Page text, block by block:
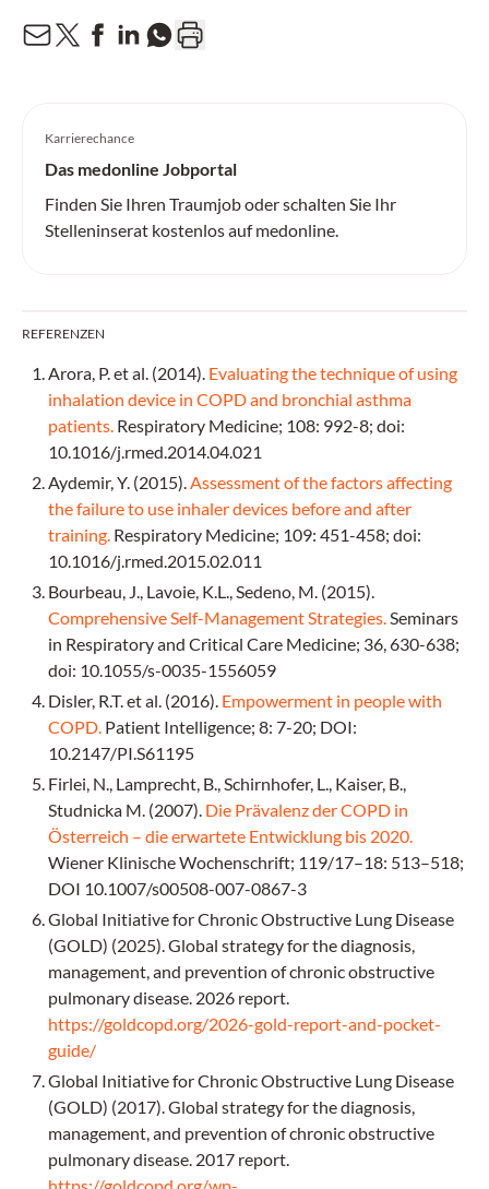
Karrierechance
Das medonline Jobportal
Finden Sie Ihren Traumjob oder schalten Sie Ihr
Stelleninserat kostenlos auf medonline.
REFERENZEN
Arora, P. et al. (2014). Evaluating the technique of using
inhalation device in COPD and bronchial asthma
patients. Respiratory Medicine; 108: 992-8; doi:
10.1016/j.rmed.2014.04.021
Aydemir, Y. (2015).Assessment of the factors affecting
the failure to use inhaler devices before and after
training. Respiratory Medicine; 109: 451-458; doi:
10.1016/j.rmed.2015.02.011
Bourbeau, J., Lavoie, K.L., Sedeno, M. (2015).
Comprehensive Self-Management Strategies.Seminars
in Respiratory and Critical Care Medicine; 36, 630-638;
doi: 10.1055/s-0035-1556059
Disler, R.T. et al. (2016). Empowerment in people with
COPD. Patient Intelligence; 8: 7-20; DOI:
10.2147/PI.S61195
Firlei, N., Lamprecht, B., Schirnhofer, L., Kaiser, B.,
Studnicka M. (2007). Die Prävalenz der COPD in
Österreich – die erwartete Entwicklung bis 2020.
Wiener Klinische Wochenschrift; 119/17–18: 513–518;
DOI 10.1007/s00508-007-0867-3
Global Initiative for Chronic Obstructive Lung Disease
(GOLD) (2025). Global strategy for the diagnosis,
management, and prevention of chronic obstructive
pulmonary disease. 2026 report.
https://goldcopd.org/2026-gold-report-and-pocket-
guide/
Global Initiative for Chronic Obstructive Lung Disease
(GOLD) (2017). Global strategy for the diagnosis,
management, and prevention of chronic obstructive
pulmonary disease. 2017 report.